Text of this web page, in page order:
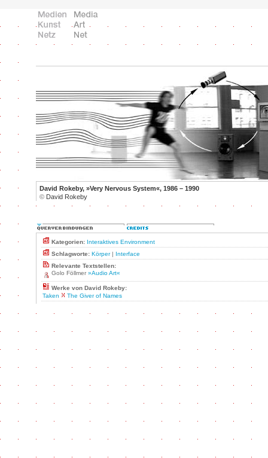
David Rokeby, »Very Nervous System«, 1986 – 1990
© David Rokeby
Kategorien: Interaktives Environment
Schlagworte: Körper| Interface
Relevante Textstellen:
Golo Föllmer »Audio Art«
Werke von David Rokeby:
Taken
The Giver of Names